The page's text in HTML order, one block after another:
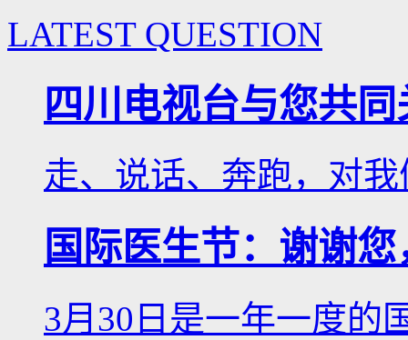
LATEST QUESTION
四川电视台与您共
走、说话、奔跑，对
国际医生节：谢谢
3月30日是一年一度的